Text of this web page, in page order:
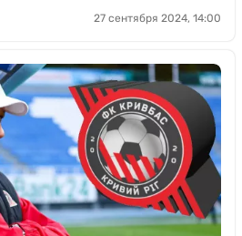
27 сентября 2024, 14:00